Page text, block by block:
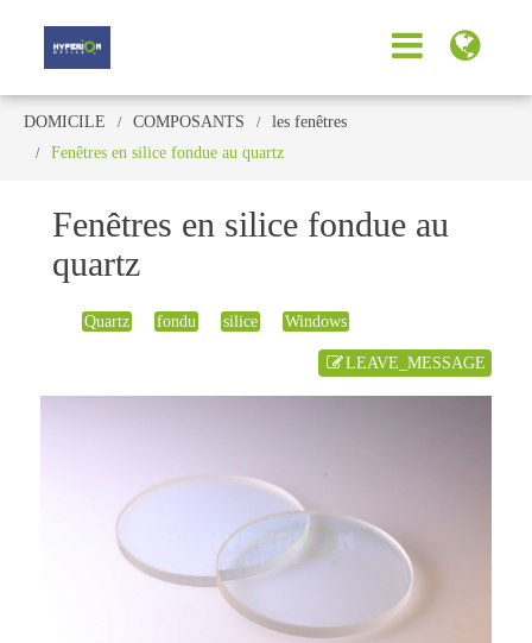
DOMICILE COMPOSANTS
les fenêtres
Fenêtres en silice fondue au quartz
Fenêtres en silice fondue au
quartz
Quartz fondu silice Windows
LEAVE_MESSAGE